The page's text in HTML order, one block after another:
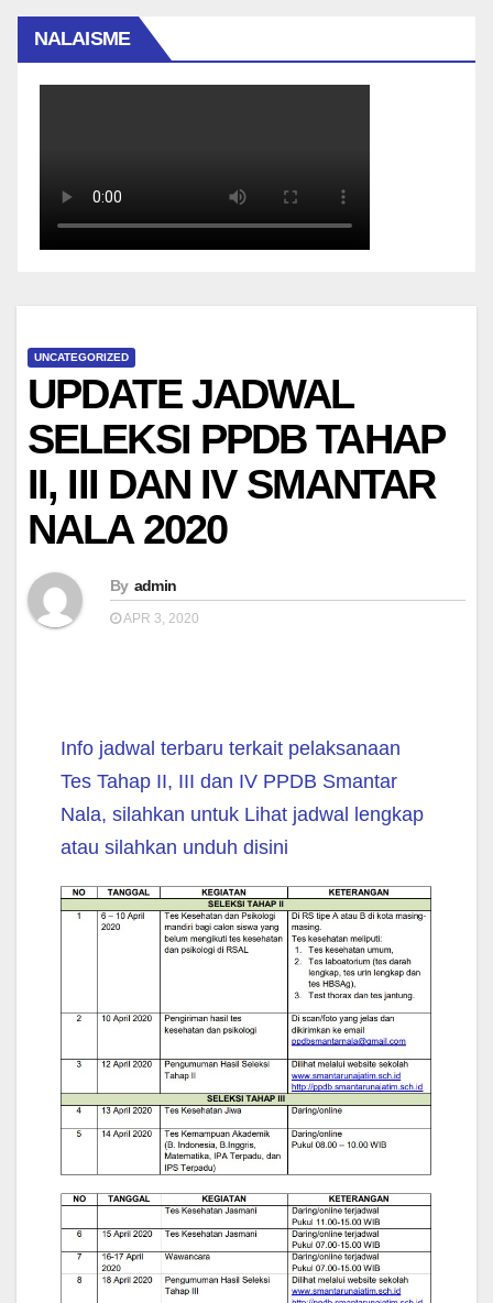
NALAISME
UNCATEGORIZED
UPDATE JADWAL
SELEKSI PPDB TAHAP
II, III DAN IV SMANTAR
NALA 2020
By admin
APR 3, 2020
Info jadwal terbaru terkait pelaksanaan
Tes Tahap II, III dan IV PPDB Smantar
Nala, silahkan untuk Lihat jadwal lengkap
atau silahkan unduh disini